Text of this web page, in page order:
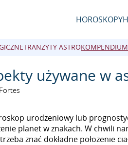
HOROSKOPY
TRANZYTY ASTRO
używane w
urodzeniowy lub
planet w znakach. W chwili
znać dokładne położenie